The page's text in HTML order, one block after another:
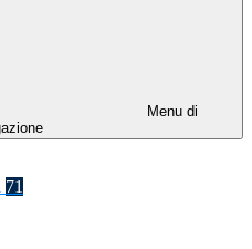
Menu di
71